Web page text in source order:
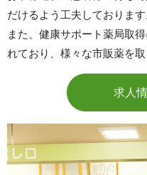
だけるよう工夫しております
また、健康サポート薬局取
れており、様々な市販薬を取
求人